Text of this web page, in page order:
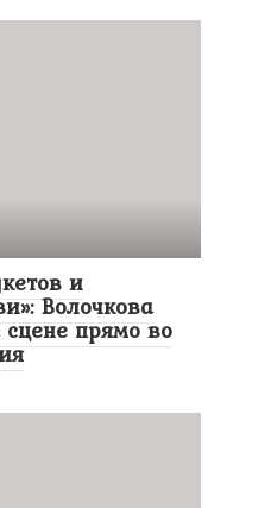
и
Волочкова
прямо во